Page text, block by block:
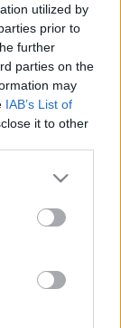
utilized by
prior to
further
parties on the
may
IAB’s List of
it to other
Google
may click to
tags to
Google
az
...